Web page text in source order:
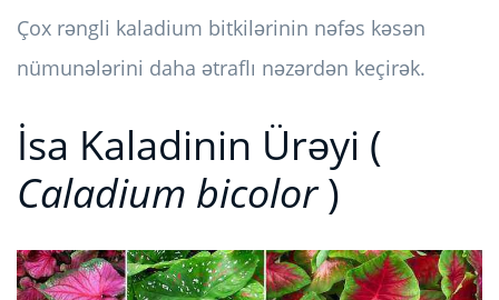
Çox rəngli kaladium bitkilərinin nəfəs kəsən
nümunələrini daha ətraflı nəzərdən keçirək.
İsa Kaladinin Ürəyi (
Caladium bicolor )